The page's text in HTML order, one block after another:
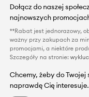
Dołącz do naszej
najnowszych
**Rabat jest jednorazowy,
ważny przy zakupach za
promocjami, a niektóre
Szczegóły na stronie:
Chcemy, żeby do
naprawdę Cię